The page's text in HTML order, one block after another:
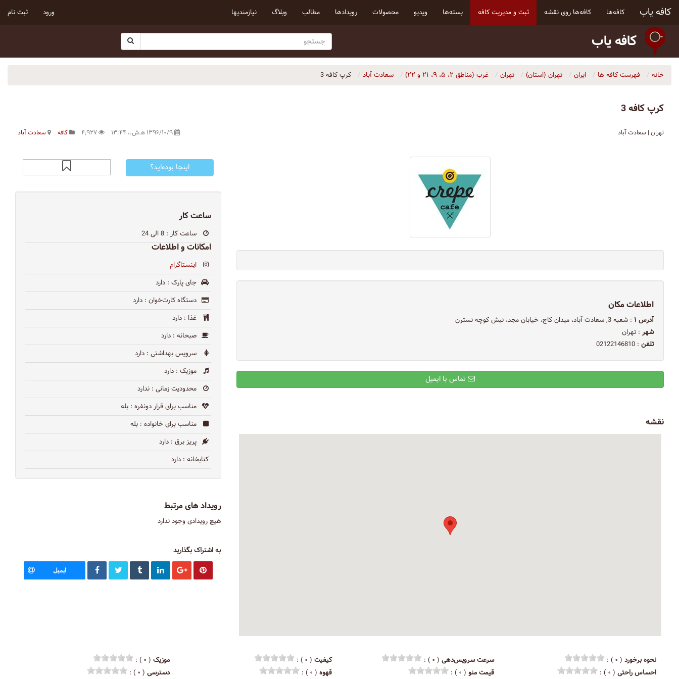
کافه یاب کافه‌ها کافه‌ها روی نقشه ثبت و مدیریت کافه بسته‌ها ویدیو محصولات رویداد‌ها مطالب وبلاگ نیازمندیها ورود ثبت نام
کافه یاب
خانه فهرست کافه ها ایران تهران (استان) تهران غرب (مناطق ۲، ۵، ۹، ۲۱ و ۲۲) سعادت آباد کرپ کافه 3
کرپ کافه 3
کافه سعادت آباد تهران | سعادت آباد
اطلاعات مکان
آدرس ۱
: شعبه 3, سعادت آباد، ميدان كاج، خيابان مجد، نبش كوچه نسترن
شهر : تهران
تلفن : 02122146810
نقشه
اینجا بوده‌اید؟
ساعت کار
ساعت کار : 8 الی 24
امکانات و اطلاعات
اینستاگرام
جای پارک : دارد
دستگاه کارت‌خوان : دارد
غذا : دارد
صبحانه : دارد
سرویس بهداشتی : دارد
موزیک : دارد
محدودیت زمانی : ندارد
مناسب برای قرار دونفره : بله
مناسب برای خانواده : بله
پریز برق : دارد
کتابخانه : دارد
رویداد های مرتبط
هیچ رویدادی وجود ندارد
به اشتراک بگذارید
ایمیل
نحوه برخورد ( ۰ ) : سرعت سرویس‌دهی ( ۰ ) : کیفیت ( ۰ ) : موزیک ( ۰ ) :
احساس راحتی ( ۰ ) : قیمت منو ( ۰ ) : قهوه ( ۰ ) : دسترسی ( ۰ ) :